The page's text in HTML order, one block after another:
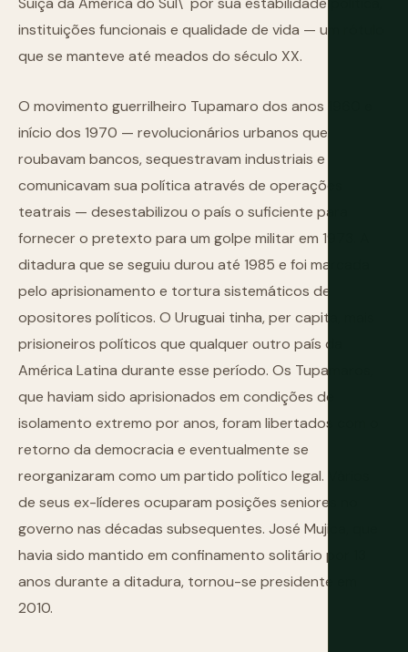
instituições funcionais e qualidade de vida — um rótulo
que se manteve até meados do século XX.
O movimento guerrilheiro Tupamaro dos anos 1960 e
início dos 1970 — revolucionários urbanos que
roubavam bancos, sequestravam industriais e
comunicavam sua política através de operações
teatrais — desestabilizou o país o suficiente para
fornecer o pretexto para um golpe militar em 1973. A
ditadura que se seguiu durou até 1985 e foi marcada
pelo aprisionamento e tortura sistemáticos de
opositores políticos. O Uruguai tinha, per capita, mais
prisioneiros políticos que qualquer outro país da
América Latina durante esse período. Os Tupamaros,
que haviam sido aprisionados em condições de
isolamento extremo por anos, foram libertados com o
retorno da democracia e eventualmente se
reorganizaram como um partido político legal. Vários
de seus ex-líderes ocuparam posições seniores no
governo nas décadas subsequentes. José Mujica, que
havia sido mantido em confinamento solitário por 13
anos durante a ditadura, tornou-se presidente em
2010.